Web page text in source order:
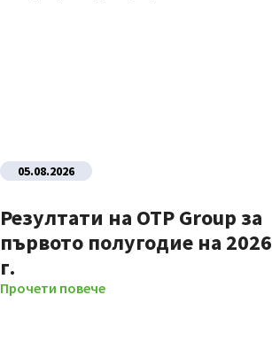
05.08.2026
Резултати на OTP Group за
първото полугодие на 2026
г.
Прочети повече